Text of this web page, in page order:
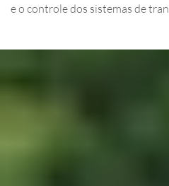
e o controle dos sistemas de